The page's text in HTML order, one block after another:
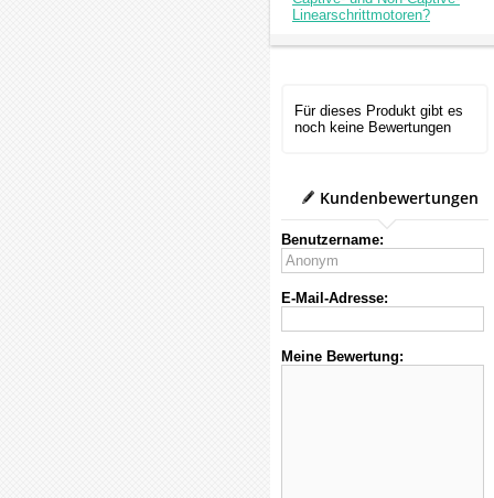
Linearschrittmotoren?
Für dieses Produkt gibt es
noch keine Bewertungen
Kundenbewertungen
Benutzername:
E-Mail-Adresse:
Meine Bewertung: